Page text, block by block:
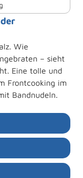
Wie
– sieht
Eine tolle und
Frontcooking im
Bandnudeln.